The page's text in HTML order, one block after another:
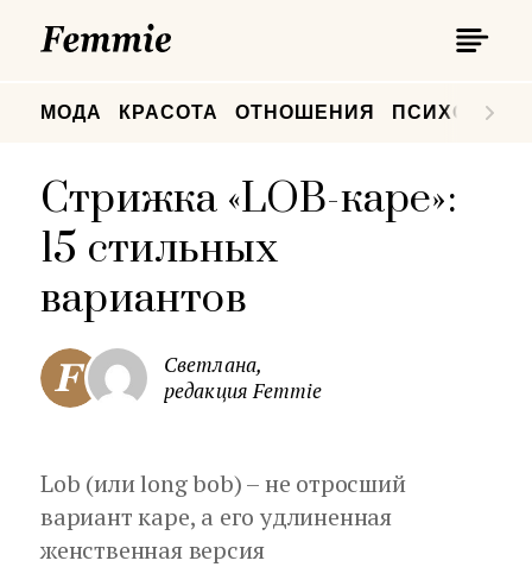
МОДА КРАСОТА ОТНОШЕНИЯ
Стрижка «LOB-каре»:
15 стильных
вариантов
Светлана,
редакция Femmie
Lob (или long bob) – не отросший
вариант каре, а его удлиненная
женственная версия